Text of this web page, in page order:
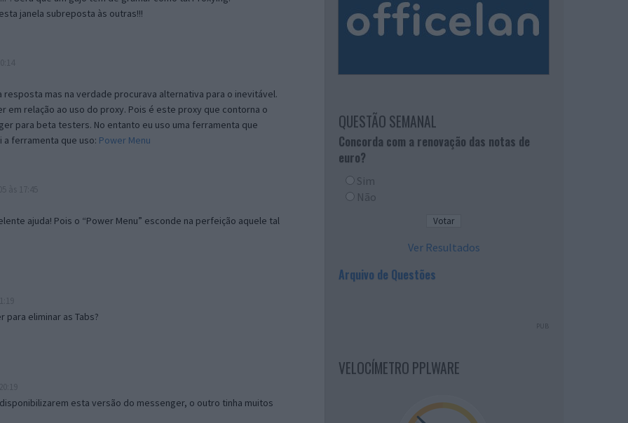
janela subreposta às outras!!!
mas na verdade procurava alternativa para o inevitável.
em relação ao uso do proxy. Pois é este proxy que contorna o
para beta testers. No entanto eu uso uma ferramenta que
ferramenta que uso: Power Menu
ajuda! Pois o “Power Menu” esconde na perfeição aquele tal
para eliminar as Tabs?
esta versão do messenger, o outro tinha muitos
QUESTÃO SEMANAL
Concorda com a renovação das notas de
euro?
Sim
Não
Ver Resultados
Arquivo de Questões
PUB
VELOCÍMETRO PPLWARE